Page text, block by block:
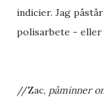
indicier. Jag
polisarbete -
//Zac, påminner